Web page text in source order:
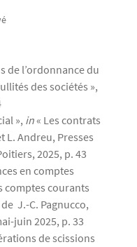
de l’ordonnance du
des sociétés »,
», in« Les contrats
L. Andreu, Presses
2025, p. 43
en comptes
comptes courants
J.-C. Pagnucco,
juin 2025, p. 33
de scissions